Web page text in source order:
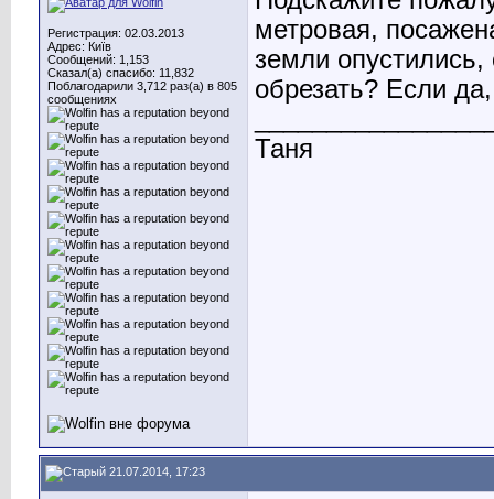
Регистрация: 02.03.2013
Адрес: Київ
Сообщений: 1,153
Сказал(а) спасибо: 11,832
Поблагодарили 3,712 раз(а) в 805
сообщениях
метровая,
земли
обрезать? Если
Таня
21.07.2014, 17:23